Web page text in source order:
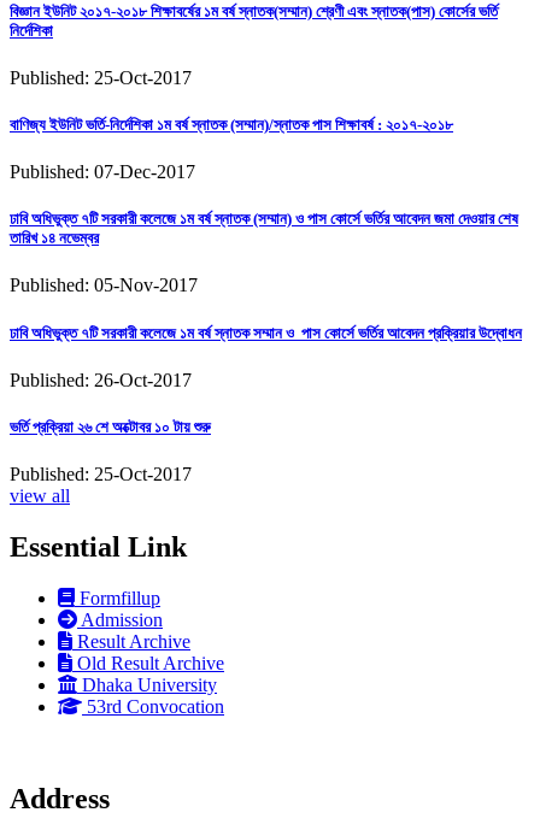
বিজ্ঞান ইউনিট ২০১৭-২০১৮ শিক্ষাবর্ষের ১ম বর্ষ স্নাতক(সম্মান) শ্রেণী এবং স্নাতক(পাস) কোর্সের ভর্তি
নির্দেশিকা
Published: 25-Oct-2017
বাণিজ্য ইউনিট ভর্তি-নির্দেশিকা ১ম বর্ষ স্নাতক (সম্মান)/স্নাতক পাস শিক্ষাবর্ষ : ২০১৭-২০১৮
Published: 07-Dec-2017
ঢাবি অধিভুক্ত ৭টি সরকারী কলেজে ১ম বর্ষ স্নাতক (সম্মান) ও পাস কোর্সে ভর্তির আবেদন জমা দেওয়ার শেষ
তারিখ ১৪ নভেম্বর
Published: 05-Nov-2017
ঢাবি অধিভুক্ত ৭টি সরকারী কলেজে ১ম বর্ষ স্নাতক সম্মান ও পাস কোর্সে ভর্তির আবেদন প্রক্রিয়ার উদ্বোধন
Published: 26-Oct-2017
ভর্তি প্রক্রিয়া ২৬ শে অক্টোবর ১০ টায় শুরু
Published: 25-Oct-2017
view all
Essential Link
Formfillup
Admission
Result Archive
Old Result Archive
Dhaka University
53rd Convocation
Address